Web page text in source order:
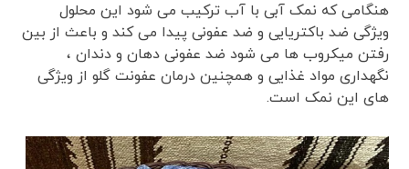
هنگامی که نمک آبی با آب ترکیب می شود این محلول
ویژگی ضد باکتریایی و ضد عفونی پیدا می کند و باعث از بین
رفتن میکروب ها می شود ضد عفونی دهان و دندان ،
نگهداری مواد غذایی و همچنین درمان عفونت گلو از ویژگی
های این نمک است.